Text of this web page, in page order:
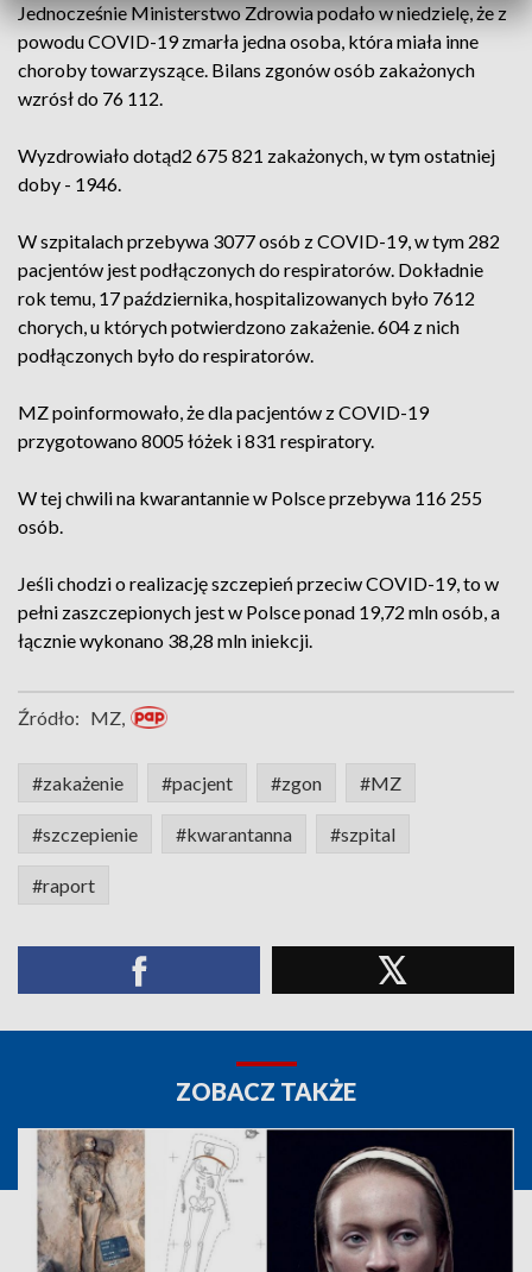
Jednocześnie Ministerstwo Zdrowia podało w niedzielę, że z
powodu COVID-19 zmarła jedna osoba, która miała inne
choroby towarzyszące. Bilans zgonów osób zakażonych
wzrósł do 76 112.
Wyzdrowiało dotąd2 675 821 zakażonych, w tym ostatniej
doby - 1946.
W szpitalach przebywa 3077 osób z COVID-19, w tym 282
pacjentów jest podłączonych do respiratorów. Dokładnie
rok temu, 17 października, hospitalizowanych było 7612
chorych, u których potwierdzono zakażenie. 604 z nich
podłączonych było do respiratorów.
MZ poinformowało, że dla pacjentów z COVID-19
przygotowano 8005 łóżek i 831 respiratory.
W tej chwili na kwarantannie w Polsce przebywa 116 255
osób.
Jeśli chodzi o realizację szczepień przeciw COVID-19, to w
pełni zaszczepionych jest w Polsce ponad 19,72 mln osób, a
łącznie wykonano 38,28 mln iniekcji.
Źródło: MZ,
#zakażenie #pacjent #zgon #MZ
#szczepienie #kwarantanna #szpital
#raport
ZOBACZ TAKŻE